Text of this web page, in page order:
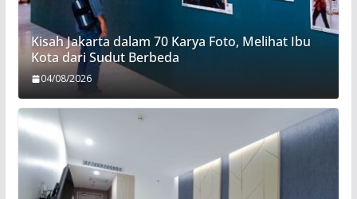
Kisah Jakarta dalam 70 Karya Foto, Melihat Ibu
Kota dari Sudut Berbeda
04/08/2026